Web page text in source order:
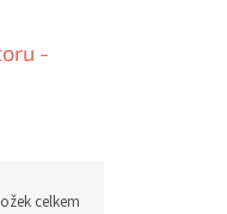
-
celkem